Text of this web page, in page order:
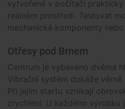
vytvořené v počítači
reálném prostředí. Testovat
mechanické komponenty
Otřesy pod Brnem
Centrum je vybaveno dvěma
Vibrační systém dokáže
Při jejím startu vznikají
zrychlení. U každého